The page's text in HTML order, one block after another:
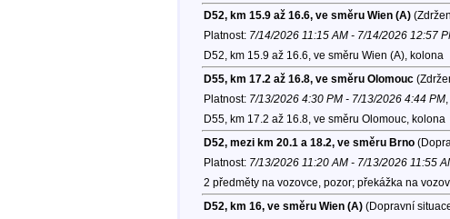
D52, km 15.9 až 16.6, ve směru Wien (A)
Platnost: 7/14/2026 11:15 AM - 7/14/2026 12:57
D52, km 15.9 až 16.6, ve směru Wien (A), kolona
D55, km 17.2 až 16.8, ve směru Olomouc
Platnost: 7/13/2026 4:30 PM - 7/13/2026 4:44 PM
D55, km 17.2 až 16.8, ve směru Olomouc, kolona
D52, mezi km 20.1 a 18.2, ve směru Brno
Platnost: 7/13/2026 11:20 AM - 7/13/2026 11:55
2 předměty na vozovce, pozor; překážka na
D52, km 16, ve směru Wien (A)(Dopravní